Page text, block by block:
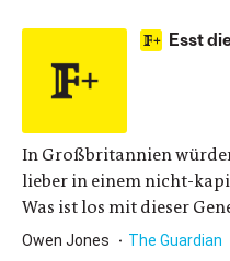
Esst
In Großbritannien
lieber in einem nicht-
Was ist los mit dieser
Owen Jones The Guardian